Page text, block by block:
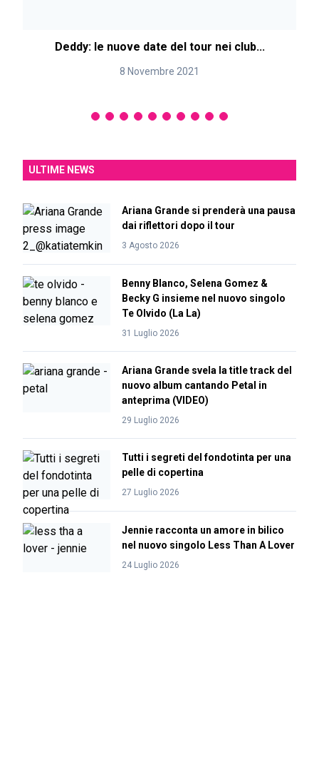
Deddy: le nuove date del tour nei club...
8 Novembre 2021
ULTIME NEWS
Ariana Grande si prenderà una pausa
dai riflettori dopo il tour
3 Agosto 2026
Benny Blanco, Selena Gomez &
Becky G insieme nel nuovo singolo
Te Olvido (La La)
31 Luglio 2026
Ariana Grande svela la title track del
nuovo album cantando Petal in
anteprima (VIDEO)
29 Luglio 2026
Tutti i segreti del fondotinta per una
pelle di copertina
27 Luglio 2026
Jennie racconta un amore in bilico
nel nuovo singolo Less Than A Lover
24 Luglio 2026